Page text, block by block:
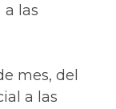
las
mes, del
a las